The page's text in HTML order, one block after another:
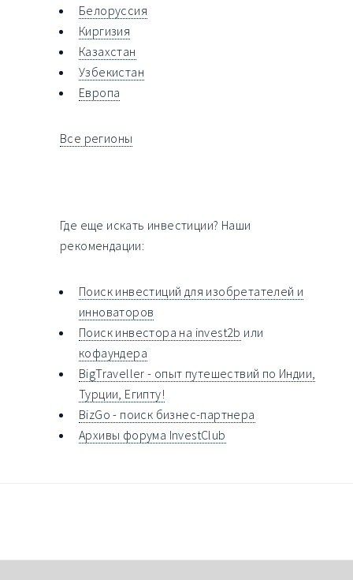
Белоруссия
Киргизия
Казахстан
Узбекистан
Европа
Все регионы
Где еще искать инвестиции? Наши
рекомендации:
Поиск инвестиций для изобретателей и
инноваторов
Поиск инвестора на invest2b или
кофаундера
BigTraveller - опыт путешествий по Индии,
Турции, Египту!
BizGo - поиск бизнес-партнера
Архивы форума InvestClub